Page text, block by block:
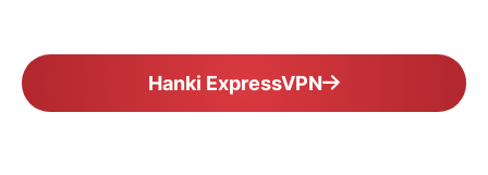
Hanki ExpressVPN